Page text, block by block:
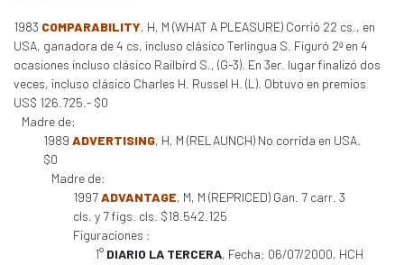
1983 COMPARABILITY, H, M (WHAT A PLEASURE) Corrió 22 cs., en
USA, ganadora de 4 cs, incluso clásico Terlingua S. Figuró 2ª en 4
ocasiones incluso clásico Railbird S., (G-3). En 3er. lugar finalizó dos
veces, incluso clásico Charles H. Russel H. (L). Obtuvo en premios
US$ 126.725.- $0
Madre de:
1989 ADVERTISING, H, M (RELAUNCH) No corrida en USA.
$0
Madre de:
1997ADVANTAGE, M, M (REPRICED) Gan. 7 carr. 3
cls. y 7 figs. cls. $18.542.125
Figuraciones :
1° DIARIO LA TERCERA, Fecha: 06/07/2000, HCH